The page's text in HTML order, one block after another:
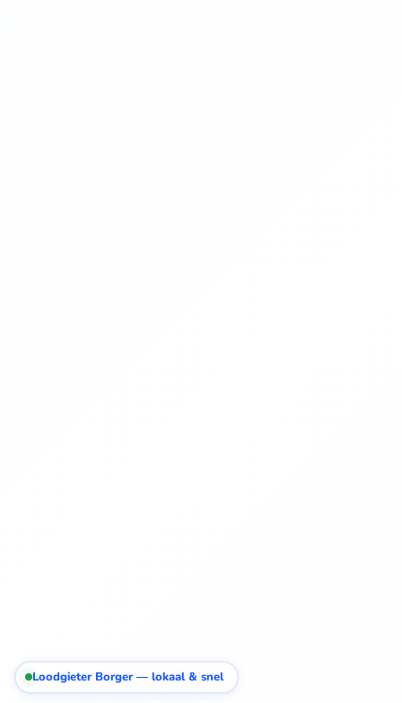
Loodgieter Borger — lokaal & snel